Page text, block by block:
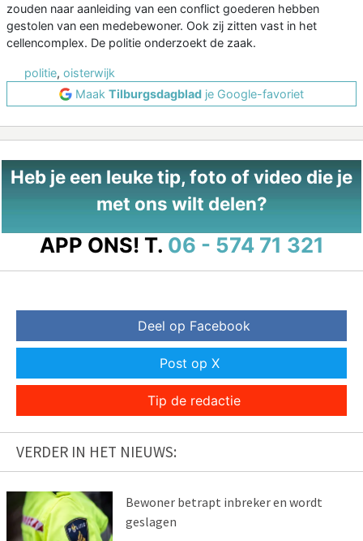
zouden naar aanleiding van een conflict goederen hebben
gestolen van een medebewoner. Ook zij zitten vast in het
cellencomplex. De politie onderzoekt de zaak.
politie, oisterwijk
Maak Tilburgsdagblad je Google-favoriet
Heb je een leuke tip, foto of video die je
met ons wilt delen?
APP ONS! T. 06 - 574 71 321
Deel op Facebook
Post op X
Tip de redactie
VERDER IN HET NIEUWS:
Bewoner betrapt inbreker en wordt
geslagen